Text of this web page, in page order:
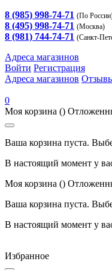
8 (985) 998-74-71 (По
8 (495) 998-74-71 (Москва)
8 (981) 744-74-71 (Санкт-
Адреса магазинов
Войти Регистрация
Адреса магазинов
0
Моя корзина ()
Ваша корзина пуста.
В настоящий момент у
Моя корзина ()
Ваша корзина пуста.
В настоящий момент у
Избранное